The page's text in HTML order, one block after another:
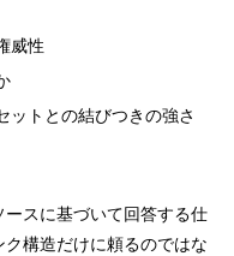
威性
ットとの結びつきの強さ
スに基づいて回答する仕
構造だけに頼るのではな